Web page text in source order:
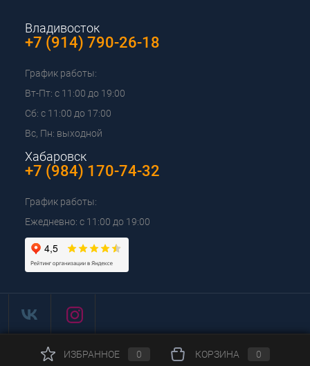
Владивосток
+7 (914) 790-26-18
График работы:
Вт-Пт: с 11:00 до 19:00
Сб: с 11:00 до 17:00
Вс, Пн: выходной
Хабаровск
+7 (984) 170-74-32
График работы:
Ежедневно: с 11:00 до 19:00
ИЗБРАННОЕ 0 КОРЗИНА 0